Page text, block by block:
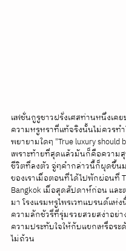
แฟชั่นกูรูชาวฝรั่งเศสท่านหนึ่งเคย
ความหรูหราที่แท้จริงนั้นไม่ควรทำ
พยายามใดๆ "True luxury should
เพราะท้ายที่สุดแล้วมันก็คือควา
ชีวิตที่ลงตัว จู่ๆคำกล่าวนี้ก็ผุดขึ้น
ของเราเมื่อตอนที่ได้ไปพักผ่อนที่
Bangkok เมื่อสุดสัปดาห์ก่อน แล
มา โรงแรมหรูไพรเวทแบรนด์แห่
ความลักชัวรี่ที่รุ่มรวยสวยสง่าอย่า
ความประทับใจให้กับแขกเหรื่อร
ไม่ถ้วน